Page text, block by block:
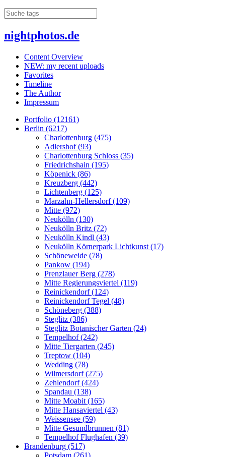
nightphotos.de
Content Overview
NEW: my recent uploads
Favorites
Timeline
The Author
Impressum
Portfolio (12161)
Berlin (6217)
Charlottenburg (475)
Adlershof (93)
Charlottenburg Schloss (35)
Friedrichshain (195)
Köpenick (86)
Kreuzberg (442)
Lichtenberg (125)
Marzahn-Hellersdorf (109)
Mitte (972)
Neukölln (130)
Neukölln Britz (72)
Neukölln Kindl (43)
Neukölln Körnerpark Lichtkunst (17)
Schöneweide (78)
Pankow (194)
Prenzlauer Berg (278)
Mitte Regierungsviertel (119)
Reinickendorf (124)
Reinickendorf Tegel (48)
Schöneberg (388)
Steglitz (386)
Steglitz Botanischer Garten (24)
Tempelhof (242)
Mitte Tiergarten (245)
Treptow (104)
Wedding (78)
Wilmersdorf (275)
Zehlendorf (424)
Spandau (138)
Mitte Moabit (165)
Mitte Hansaviertel (43)
Weissensee (59)
Mitte Gesundbrunnen (81)
Tempelhof Flughafen (39)
Brandenburg (517)
Potsdam (261)